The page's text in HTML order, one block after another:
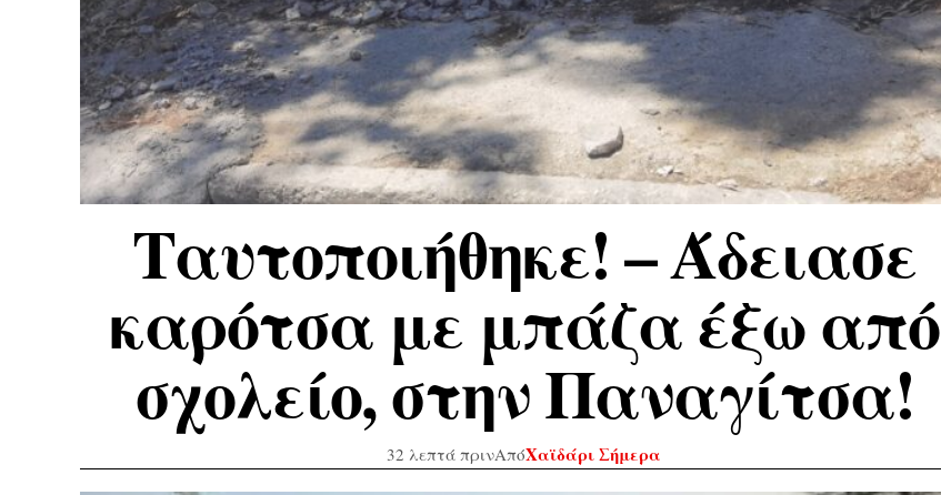
Ταυτοποιήθηκε! – Άδειασε
καρότσα με μπάζα έξω από
σχολείο, στην Παναγίτσα!
32 λεπτά πρινΑπόΧαϊδάρι Σήμερα